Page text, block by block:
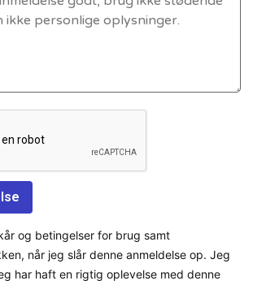
og betingelser for brug samt
når jeg slår denne anmeldelse op. Jeg
har haft en rigtig oplevelse med denne